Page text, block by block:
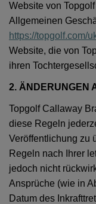
Website von
Allgemeinen
https://topgolf.com/
Website, die von
ihren
2. ÄNDERUNGEN
Topgolf Callaway
diese Regeln
Veröffentlichung zu
Regeln nach Ihrer
jedoch nicht
Ansprüche (wie in
Datum des